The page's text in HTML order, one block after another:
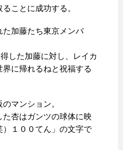
ことに成功する。
た加藤たち東京メンバ
した加藤に対し、レイカ
に帰れるねと祝福する
マンション。
杏はガンツの球体に映
）１００てん」の文字で